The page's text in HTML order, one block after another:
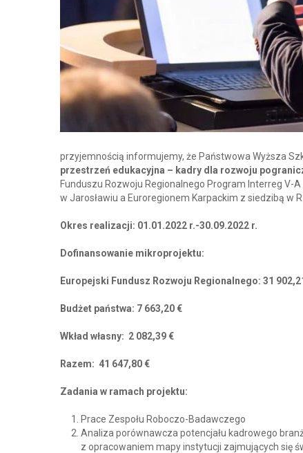
przyjemnością informujemy, że Państwowa Wyższa
przestrzeń edukacyjna – kadry dla rozwoju
Funduszu Rozwoju Regionalnego Program Interreg V-
w Jarosławiu a Euroregionem Karpackim z siedzibą w
Okres realizacji: 01.01.2022 r.-30.09.2022 r.
Dofinansowanie mikroprojektu:
Europejski Fundusz Rozwoju Regionalnego: 31
Budżet państwa: 7 663,20 €
Wkład własny: 2 082,39 €
Razem: 41 647,80 €
Zadania w ramach projektu:
Prace Zespołu Roboczo-Badawczego
Analiza porównawcza potencjału kadrowego
z opracowaniem mapy instytucji zajmujących się